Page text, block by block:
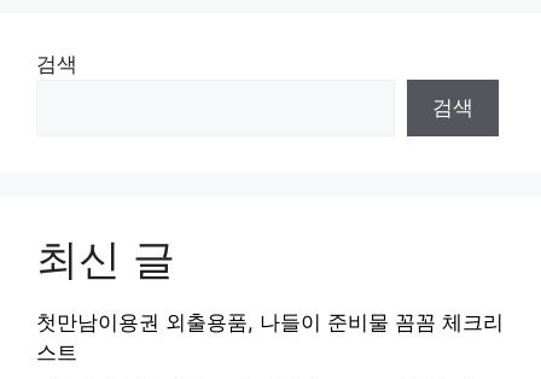
검색
검색
최신 글
첫만남이용권 외출용품, 나들이 준비물 꼼꼼 체크리
스트